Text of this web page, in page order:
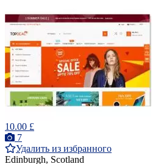
10.00 £
7
Удалить из избранного
Edinburgh, Scotland